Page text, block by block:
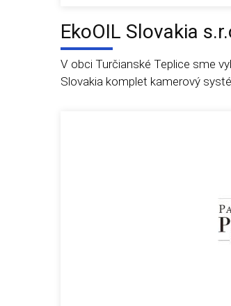
EkoOIL Slovakia
V obci Turčianské Teplice sme
Slovakia komplet kamerový